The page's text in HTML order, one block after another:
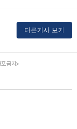
다른기사 보기
금지>